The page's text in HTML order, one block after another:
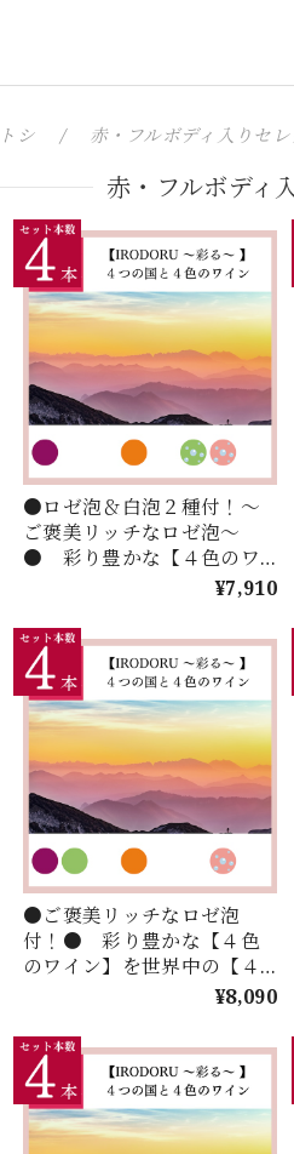
トシ 赤・フルボディ入りセ
赤・フルボディ
●ロゼ泡＆白泡２種付！～
ご褒美リッチなロゼ泡～
● 彩り豊かな【４色のワ
イン】を世界中の【４つの
価格で楽しむ【IRODORU】
４本セレクション！
¥7,910
●ご褒美リッチなロゼ泡
付！● 彩り豊かな【４色
のワイン】を世界中の【４
つの国】からセレクト！お
【IRODORU】４本セレクシ
ョン！
¥8,090